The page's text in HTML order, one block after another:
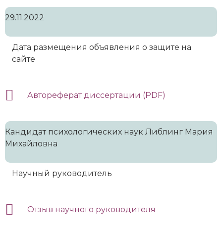
29.11.2022
Дата размещения объявления о защите на
сайте
Автореферат диссертации (PDF)
Кандидат психологических наук Либлинг Мария
Михайловна
Научный руководитель
Отзыв научного руководителя